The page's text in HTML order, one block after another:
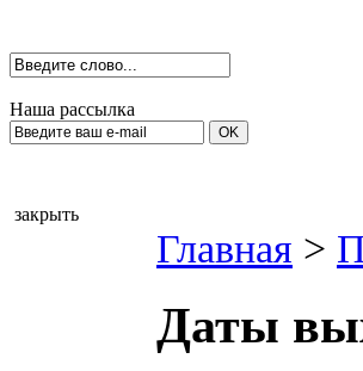
Наша рассылка
закрыть
Главная >
Даты